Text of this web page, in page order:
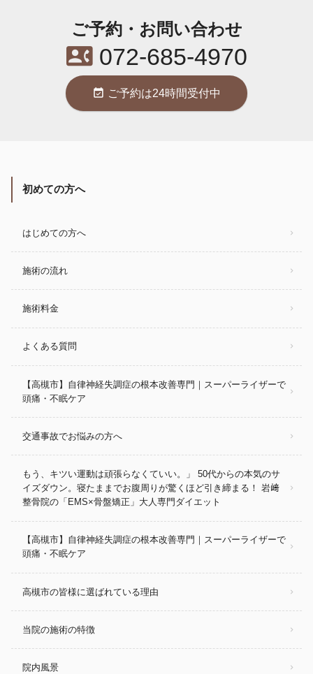
ご予約・お問い合わせ
contact_phone072-685-4970
event_available ご予約は24時間受付中
初めての方へ
はじめての方へ
施術の流れ
施術料金
よくある質問
【高槻市】自律神経失調症の根本改善専門｜スーパーライザーで
頭痛・不眠ケア
交通事故でお悩みの方へ
もう、キツい運動は頑張らなくていい。」 50代からの本気のサ
イズダウン。寝たままでお腹周りが驚くほど引き締まる！ 岩﨑
整骨院の「EMS×骨盤矯正」大人専門ダイエット
【高槻市】自律神経失調症の根本改善専門｜スーパーライザーで
頭痛・不眠ケア
高槻市の皆様に選ばれている理由
当院の施術の特徴
院内風景